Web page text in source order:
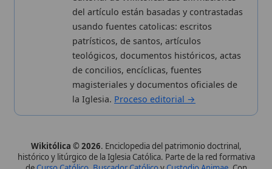
Carlo Acutis.
Sobre nosotros
Publicación seriada
Datos abiertos
Estadísticas
Aviso legal
Política de privacidad
Categorias
Nuevas entradas
Cambios recientes
Aplicaciones
Kit de Prensa
Widgets para tu web
✦ SÍGUENOS EN
Perfil de Instagram
Síguenos · @wikitolica